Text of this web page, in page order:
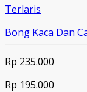
Terlaris
Bong Kaca Dan
Rp 235.000
Rp 195.000